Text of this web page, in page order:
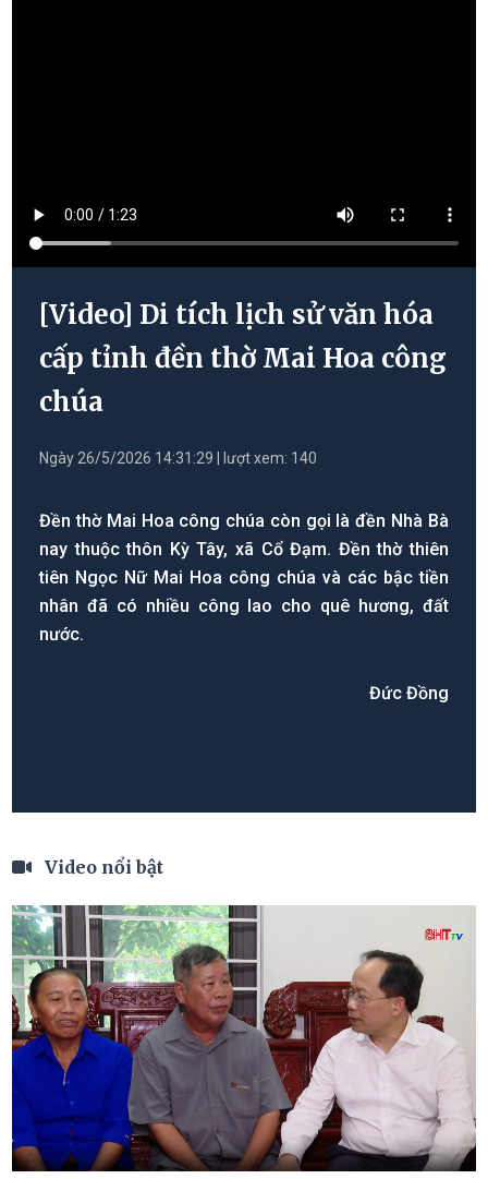
[Video] Di tích lịch sử văn hóa
cấp tỉnh đền thờ Mai Hoa công
chúa
Ngày 26/5/2026 14:31:29 | lượt xem: 140
Đền thờ Mai Hoa công chúa còn gọi là đền Nhà Bà
nay thuộc thôn Kỳ Tây, xã Cổ Đạm. Đền thờ thiên
tiên Ngọc Nữ Mai Hoa công chúa và các bậc tiền
nhân đã có nhiều công lao cho quê hương, đất
nước.
Đức Đồng
Video nổi bật